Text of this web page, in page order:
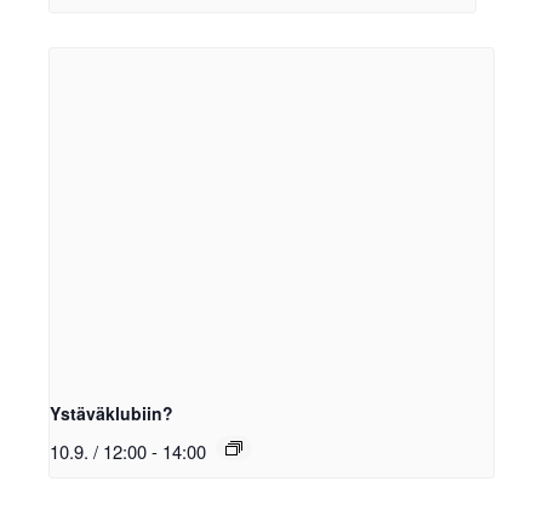
Ystäväklubiin?
10.9. / 12:00- 14:00